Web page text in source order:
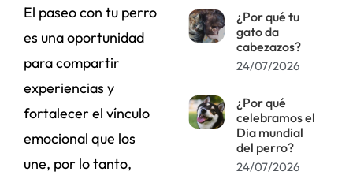
El paseo con tu perro
es una oportunidad
para compartir
experiencias y
fortalecer el vínculo
emocional que los
une, por lo tanto,
¿Por qué tu
gato da
cabezazos?
24/07/2026
¿Por qué
celebramos el
Dia mundial
del perro?
24/07/2026